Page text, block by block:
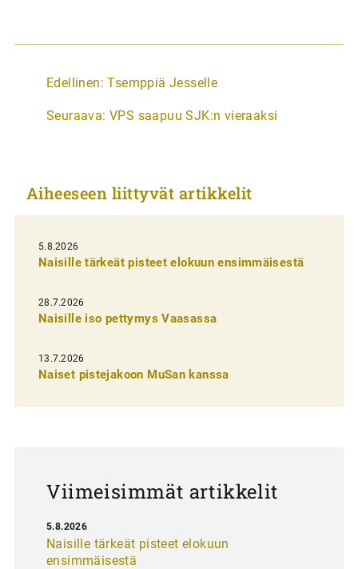
A
t
k
e
l
i
e
n
e
Edellinen: Tsemppiä Jesselle
Seuraava: VPS saapuu SJK:n vieraaksi
Aiheeseen liittyvät artikkelit
5.8.2026
Naisille tärkeät pisteet elokuun ensimmäisestä
28.7.2026
Naisille iso pettymys Vaasassa
13.7.2026
Naiset pistejakoon MuSan kanssa
Viimeisimmät artikkelit
Naisille tärkeät pisteet elokuun
ensimmäisestä
5.8.2026